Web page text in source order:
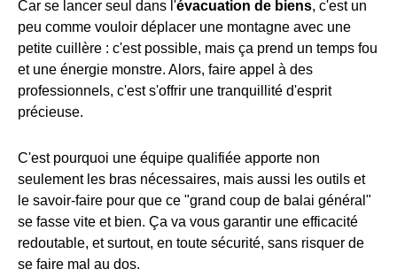
Car se lancer seul dans l'évacuation de biens, c'est un
peu comme vouloir déplacer une montagne avec une
petite cuillère : c'est possible, mais ça prend un temps fou
et une énergie monstre. Alors, faire appel à des
professionnels, c'est s'offrir une tranquillité d'esprit
précieuse.
C'est pourquoi une équipe qualifiée apporte non
seulement les bras nécessaires, mais aussi les outils et
le savoir-faire pour que ce "grand coup de balai général"
se fasse vite et bien. Ça va vous garantir une efficacité
redoutable, et surtout, en toute sécurité, sans risquer de
se faire mal au dos.